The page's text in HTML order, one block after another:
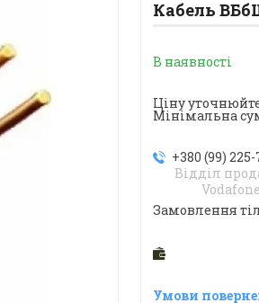
Кабель
В наявності
Ціну
Мінімальна
+380 (99)
Відділ
Vodafone
Замовлення